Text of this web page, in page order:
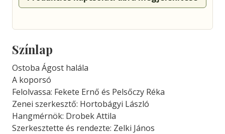
Színlap
Ostoba Ágost halála
A koporsó
Felolvassa: Fekete Ernő és Pelsőczy Réka
Zenei szerkesztő: Hortobágyi László
Hangmérnök: Drobek Attila
Szerkesztette és rendezte: Zelki János